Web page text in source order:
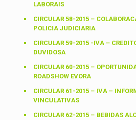
LABORAIS
CIRCULAR 58-2015 –
POLICIA JUDICIARIA
CIRCULAR 59-2015 -IVA –
DUVIDOSA
CIRCULAR 60-2015 –
ROADSHOW EVORA
CIRCULAR 61-2015 – IVA –
VINCULATIVAS
CIRCULAR 62-2015 – BEBIDAS